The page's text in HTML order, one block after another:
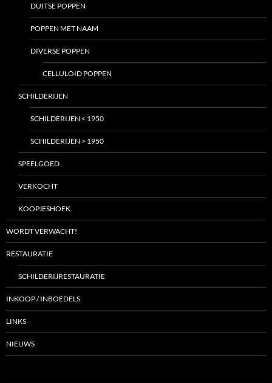
DUITSE POPPEN
POPPEN MET NAAM
DIVERSE POPPEN
CELLULOID POPPEN
SCHILDERIJEN
SCHILDERIJEN < 1950
SCHILDERIJEN > 1950
SPEELGOED
VERKOCHT
KOOPJESHOEK
WORDT VERWACHT!
RESTAURATIE
SCHILDERIJRESTAURATIE
INKOOP / INBOEDELS
LINKS
NIEUWS